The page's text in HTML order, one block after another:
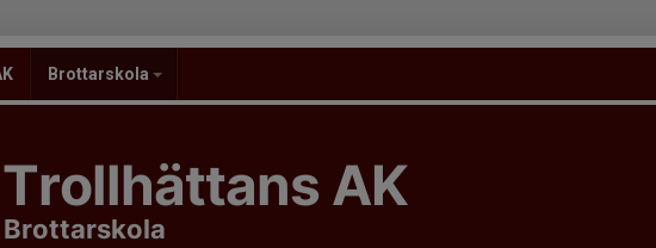
Brottarskola
Trollhättans AK
Brottarskola